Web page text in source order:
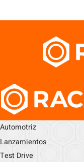
Automotriz
Lanzamientos
Test Drive